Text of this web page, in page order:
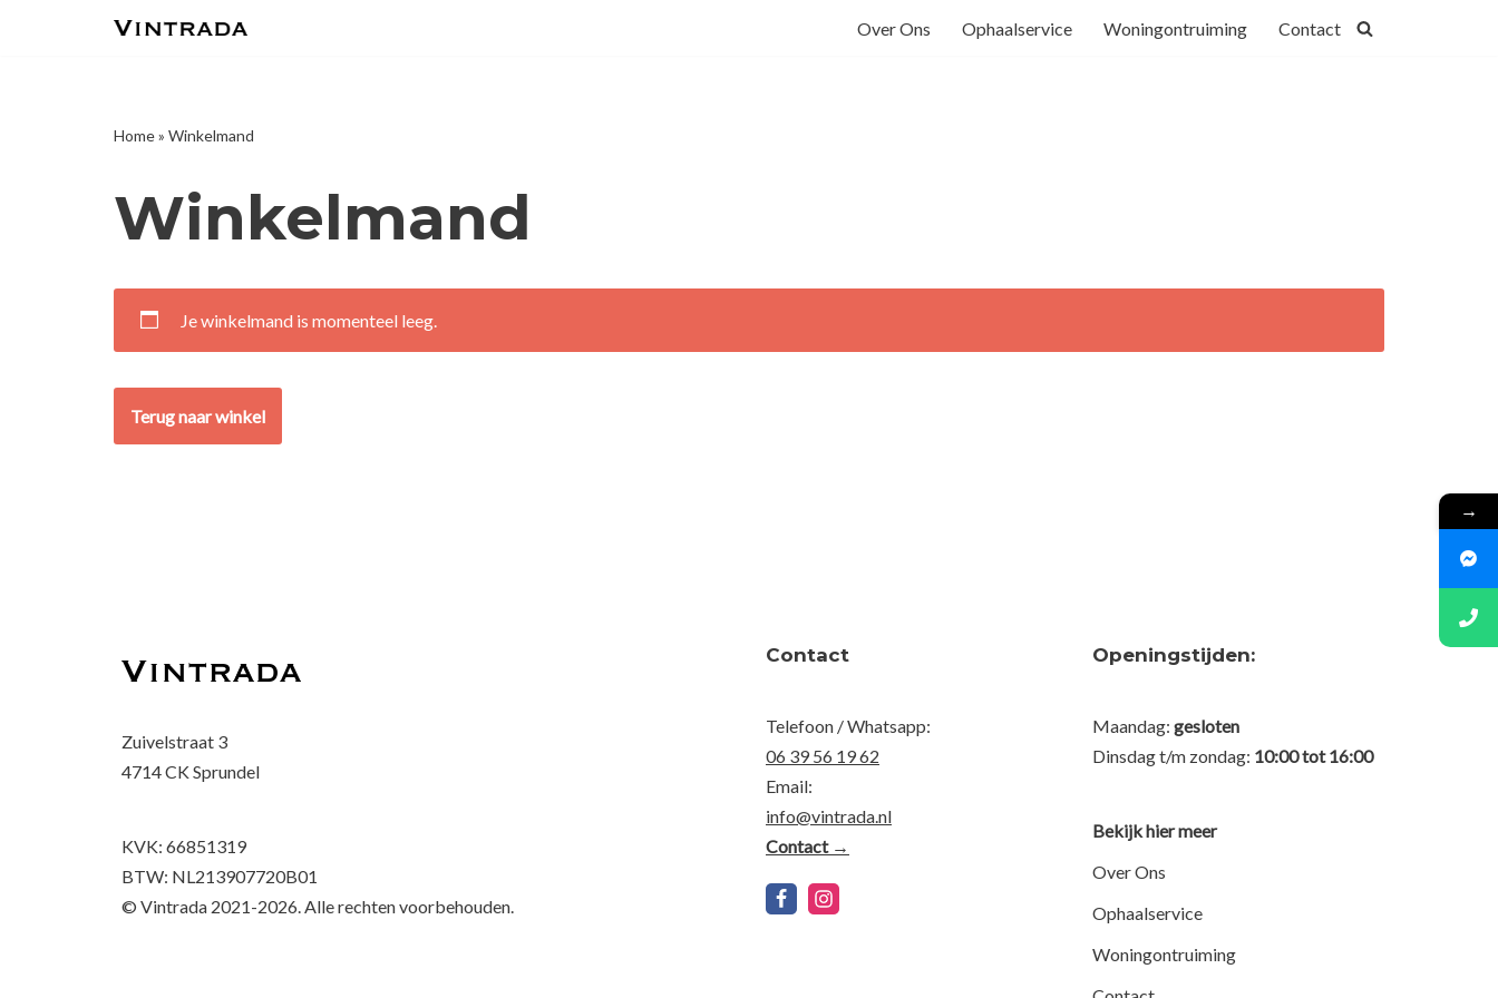
Over Ons Ophaalservice Woningontruiming Contact
Home» Winkelmand
Winkelmand
Je winkelmand is momenteel leeg.
Terug naar winkel
Zuivelstraat 3
4714 CK Sprundel
KVK: 66851319
BTW: NL213907720B01
© Vintrada 2021-2026. Alle rechten voorbehouden.
Contact
Telefoon / Whatsapp:
06 39 56 19 62
Email:
info@vintrada.nl
Contact →
Openingstijden:
Maandag: gesloten
Dinsdag t/m zondag: 10:00 tot 16:00
Bekijk hier meer
Over Ons
Ophaalservice
Woningontruiming
→